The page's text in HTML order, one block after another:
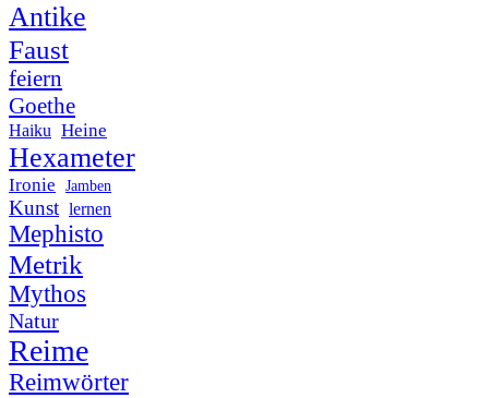
Antike
Faust
feiern
Goethe
Haiku Heine
Hexameter
Ironie Jamben
Kunst lernen
Mephisto
Metrik
Mythos
Natur
Reime
Reimwörter